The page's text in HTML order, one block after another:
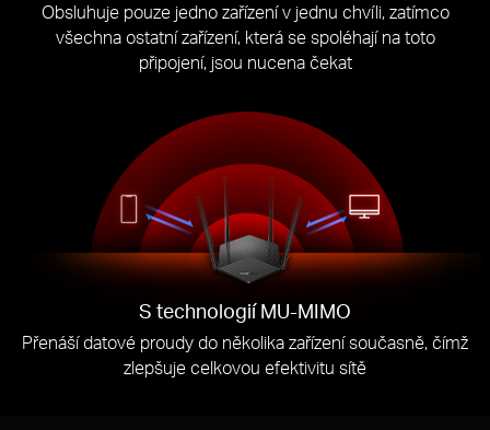
Obsluhuje pouze jedno zařízení v jednu chvíli, zatímco
všechna ostatní zařízení, která se spoléhají na toto
připojení, jsou nucena čekat
S technologií MU-MIMO
Přenáší datové proudy do několika zařízení současně, čímž
zlepšuje celkovou efektivitu sítě